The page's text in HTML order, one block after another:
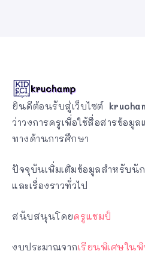
ยินดีต้อนรับสู่เว็บไซต์
ว่าวงการครูเพื่อใช้สื่อสารข้อมู
ทางด้านการศึกษา
ปัจจุบันเพิ่มเติมข้อมูลสำหรับ
และเรื่องราวทั่วไป
สนับสนุนโดยครูแชมป์
งบประมาณจากเรียนพิเศษใน